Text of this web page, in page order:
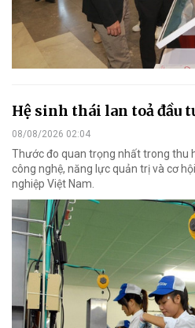
Hệ sinh thái lan toả đầu
08/08/2026 02:04
Thước đo quan trọng nhất trong thu
công nghệ, năng lực quản trị và cơ
nghiệp Việt Nam.